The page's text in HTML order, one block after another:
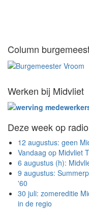
Column
Werken bij Midvliet
Deze week op
12 augustus: geen
Vandaag op Midvliet
6 augustus (h):
9 augustus:
'60
30 juli: zomereditie
in de regio